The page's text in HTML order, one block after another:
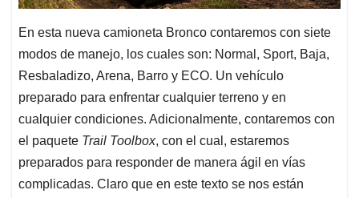
En esta nueva camioneta Bronco contaremos con siete
modos de manejo, los cuales son: Normal, Sport, Baja,
Resbaladizo, Arena, Barro y ECO. Un vehículo
preparado para enfrentar cualquier terreno y en
cualquier condiciones. Adicionalmente, contaremos con
el paquete Trail Toolbox, con el cual, estaremos
preparados para responder de manera ágil en vías
complicadas. Claro que en este texto se nos están